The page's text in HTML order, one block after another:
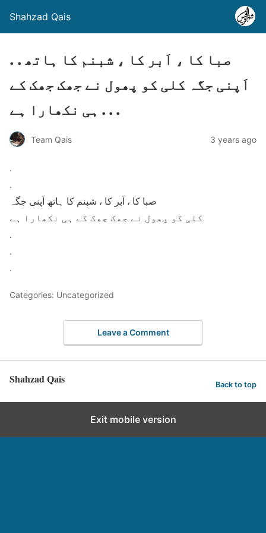
Shahzad Qais
. . صبا کا ، اَبر کا ، شبنم کا ہاتھ
اَپنی جگہ کلی کو پھول نے جھک جھک کے
ہی نکھارا ہے . . .
Team Qais 3 years ago
.
.
صبا کا ، اَبر کا ، شبنم کا ہاتھ اَپنی جگہ
کلی کو پھول نے جھک جھک کے ہی نکھارا ہے
.
.
.
Categories: Uncategorized
Leave a Comment
Shahzad Qais Back to top
Exit mobile version